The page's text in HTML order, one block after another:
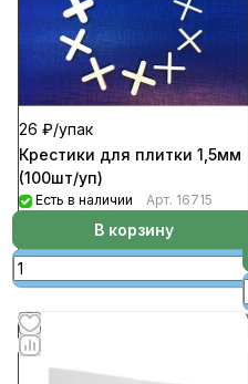
26 ₽/упак
Крестики для плитки 1,5мм
(100шт/уп)
Есть в наличии Арт. 16715
В корзину